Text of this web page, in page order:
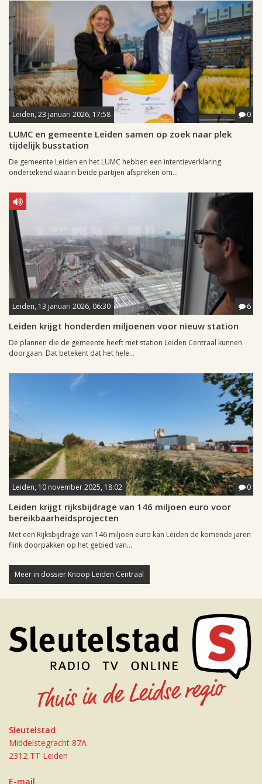
Leiden, 23 januari 2026, 17:58 0
LUMC en gemeente Leiden samen op zoek naar plek
tijdelijk busstation
De gemeente Leiden en het LUMC hebben een intentieverklaring
ondertekend waarin beide partijen afspreken om...
Leiden, 13 januari 2026, 06:30 6
Leiden krijgt honderden miljoenen voor nieuw station
De plannen die de gemeente heeft met station Leiden Centraal kunnen
doorgaan. Dat betekent dat het hele...
Leiden, 10 november 2025, 18:02 0
Leiden krijgt rijksbijdrage van 146 miljoen euro voor
bereikbaarheidsprojecten
Met een Rijksbijdrage van 146 miljoen euro kan Leiden de komende jaren
flink doorpakken op het gebied van...
Meer in dossier Knoop Leiden Centraal
Sleutelstad
Middelstegracht 87A
2312 TT Leiden
E-mail